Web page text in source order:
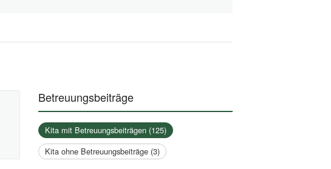
Betreuungsbeiträge
Kita mit Betreuungsbeiträgen (125)
Kita ohne Betreuungsbeiträge (3)